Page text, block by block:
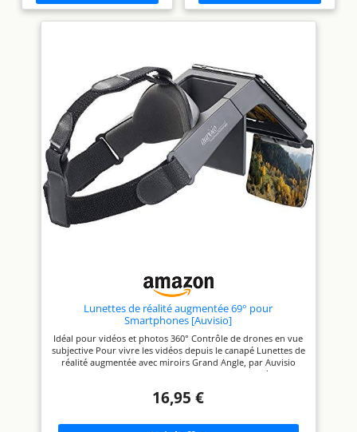
Lunettes de réalité augmentée 69° pour
Smartphones [Auvisio]
Idéal pour vidéos et photos 360° Contrôle de drones en vue
subjective Pour vivre les vidéos depuis le canapé Lunettes de
réalité augmentée avec miroirs Grand Angle, par Auvisio
Pour smartphones avec diagonale de 12 cm (4,7") à 14 cm
16,95 €